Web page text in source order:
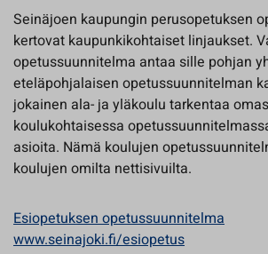
Seinäjoen kaupungin perusopetuksen
kertovat kaupunkikohtaiset linjaukset.
opetussuunnitelma antaa sille pohjan
eteläpohjalaisen opetussuunnitelman
jokainen ala- ja yläkoulu tarkentaa
koulukohtaisessa
asioita. Nämä koulujen
koulujen omilta nettisivuilta.
Esiopetuksen opetussuunnitelma
www.seinajoki.fi/esiopetus